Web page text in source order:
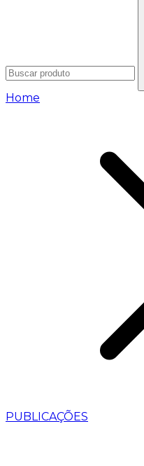
Home
PUBLICAÇÕES